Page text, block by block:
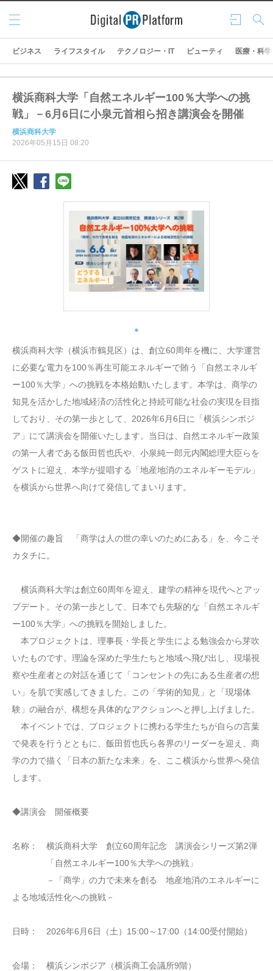
ログ
イン
検索
メニ
ュー
ビジネス ライフスタイル テクノロジー・IT ビューティ 医療・科学
横浜商科大学「自然エネルギー100％大学への挑
戦」－6月6日に小泉元首相ら招き講演会を開催
横浜商科大学
2026年05月15日 08:20
横浜商科大学（横浜市鶴見区）は、創立60周年を機に、大学運営
に必要な電力を100％再生可能エネルギーで賄う「自然エネルギ
ー100％大学」への挑戦を本格始動いたします。本学は、商学の
知見を活かした地域経済の活性化と持続可能な社会の実現を目指
しており、その第一歩として、2026年6月6日に「横浜シンポジ
ア」にて講演会を開催いたします。当日は、自然エネルギー政策
の第一人者である飯田哲也氏や、小泉純一郎元内閣総理大臣らを
ゲストに迎え、本学が提唱する「地産地消のエネルギーモデル」
を横浜から世界へ向けて発信してまいります。
◆開催の趣旨 「商学は人の世の幸いのためにある」を、今こそ
カタチに。
横浜商科大学は創立60周年を迎え、建学の精神を現代へとアッ
プデート。その第一歩として、日本でも先駆的な「自然エネルギ
ー100％大学」への挑戦を開始しました。
本プロジェクトは、理事長・学長と学生による勉強会から芽吹
いたものです。理論を深めた学生たちと地域へ飛び出し、現場視
察や生産者との対話を通じて「コンセントの先にある生産者の想
い」を肌で実感してきました。この「学術的知見」と「現場体
験」の融合が、構想を具体的なアクションへと押し上げました。
本イベントでは、プロジェクトに携わる学生たちが自らの言葉
で発表を行うとともに、飯田哲也氏ら各界のリーダーを迎え、商
学の力で描く「日本の新たな未来」を、ここ横浜から世界へ発信
します。
◆講演会 開催概要
名称： 横浜商科大学 創立60周年記念 講演会シリーズ第2弾
「自然エネルギー100％大学への挑戦」
－「商学」の力で未来を創る 地産地消のエネルギーに
よる地域活性化への挑戦－
日時： 2026年6月6日（土）15:00～17:00（14:00受付開始）
会場： 横浜シンポジア（横浜商工会議所9階）